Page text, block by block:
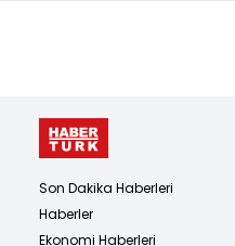
Son Dakika Haberleri
Haberler
Ekonomi Haberleri